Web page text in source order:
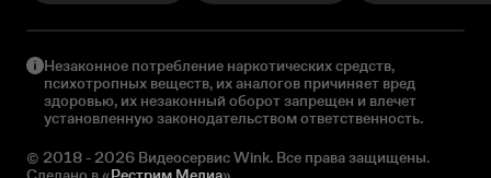
Незаконное потребление наркотических средств,
психотропных веществ, их аналогов причиняет вред
здоровью, их незаконный оборот запрещен и влечет
установленную законодательством ответственность.
© 2018 - 2026 Видеосервис Wink. Все права защищены.